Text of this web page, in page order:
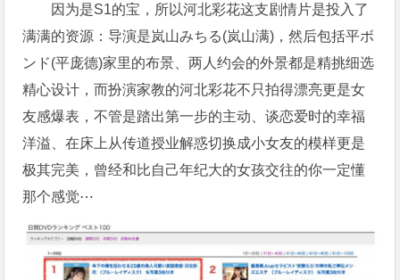
因为是S1的宝，所以河北彩花这支剧情片是投入了
满满的资源：导演是岚山みちる(岚山满)，然后包括平ボ
ンド(平庞德)家里的布景、两人约会的外景都是精挑细选
精心设计，而扮演家教的河北彩花不只拍得漂亮更是女
友感爆表，不管是踏出第一步的主动、谈恋爱时的幸福
洋溢、在床上从传道授业解惑切换成小女友的模样更是
极其完美，曾经和比自己年纪大的女孩交往的你一定懂
那个感觉⋯